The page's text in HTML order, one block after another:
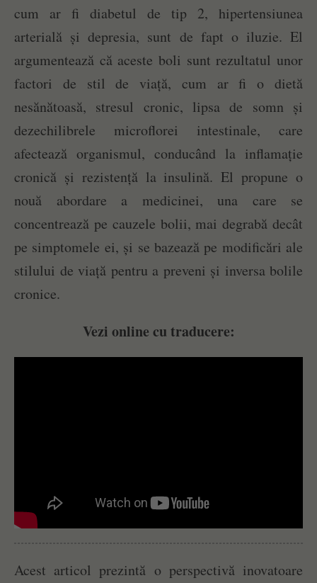
cum ar fi diabetul de tip 2, hipertensiunea
arterială și depresia, sunt de fapt o iluzie. El
argumentează că aceste boli sunt rezultatul unor
factori de stil de viață, cum ar fi o dietă
nesănătoasă, stresul cronic, lipsa de somn și
dezechilibrele microflorei intestinale, care
afectează organismul, conducând la inflamație
cronică și rezistență la insulină. El propune o
nouă abordare a medicinei, una care se
concentrează pe cauzele bolii, mai degrabă decât
pe simptomele ei, și se bazează pe modificări ale
stilului de viață pentru a preveni și inversa bolile
cronice.
Vezi online cu traducere:
Acest articol prezintă o perspectivă inovatoare